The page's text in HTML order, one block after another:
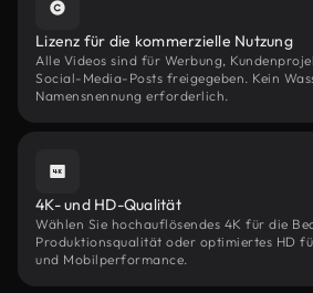
Lizenz für die kommerzielle Nutzung
Alle Videos sind für Werbung,
Social-Media-Posts freigegeben. Kein
Namensnennung erforderlich.
4K- und HD-Qualität
Wählen Sie hochauflösendes 4K für die
Produktionsqualität oder optimiertes HD
und Mobilperformance.